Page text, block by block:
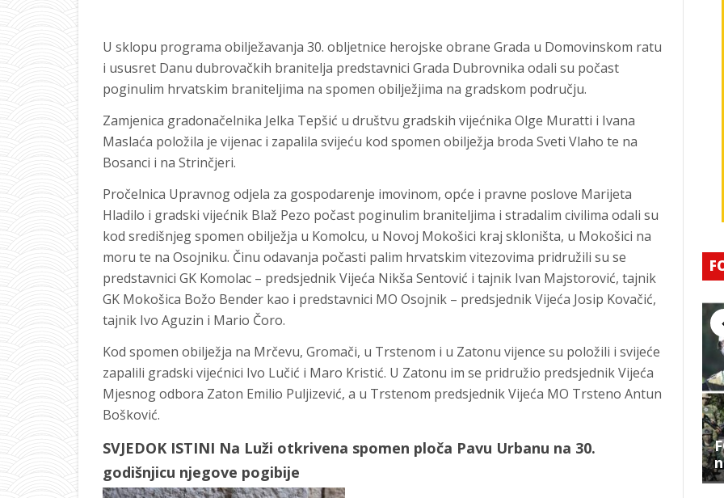
U sklopu programa obilježavanja 30. obljetnice herojske obrane Grada u Domovinskom ratu
i ususret Danu dubrovačkih branitelja predstavnici Grada Dubrovnika odali su počast
poginulim hrvatskim braniteljima na spomen obilježjima na gradskom području.
Zamjenica gradonačelnika Jelka Tepšić u društvu gradskih vijećnika Olge Muratti i Ivana
Maslaća položila je vijenac i zapalila svijeću kod spomen obilježja broda Sveti Vlaho te na
Bosanci i na Strinčjeri.
Pročelnica Upravnog odjela za gospodarenje imovinom, opće i pravne poslove Marijeta
Hladilo i gradski vijećnik Blaž Pezo počast poginulim braniteljima i stradalim civilima odali su
kod središnjeg spomen obilježja u Komolcu, u Novoj Mokošici kraj skloništa, u Mokošici na
moru te na Osojniku. Činu odavanja počasti palim hrvatskim vitezovima pridružili su se
predstavnici GK Komolac – predsjednik Vijeća Nikša Sentović i tajnik Ivan Majstorović, tajnik
GK Mokošica Božo Bender kao i predstavnici MO Osojnik – predsjednik Vijeća Josip Kovačić,
tajnik Ivo Aguzin i Mario Čoro.
Kod spomen obilježja na Mrčevu, Gromači, u Trstenom i u Zatonu vijence su položili i svijeće
zapalili gradski vijećnici Ivo Lučić i Maro Kristić. U Zatonu im se pridružio predsjednik Vijeća
Mjesnog odbora Zaton Emilio Puljizević, a u Trstenom predsjednik Vijeća MO Trsteno Antun
Bošković.
SVJEDOK ISTINI Na Luži otkrivena spomen ploča Pavu Urbanu na 30.
godišnjicu njegove pogibije